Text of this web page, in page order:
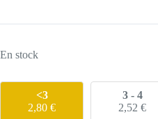
En stock
<3
2,80 €
3 - 4
2,52 €